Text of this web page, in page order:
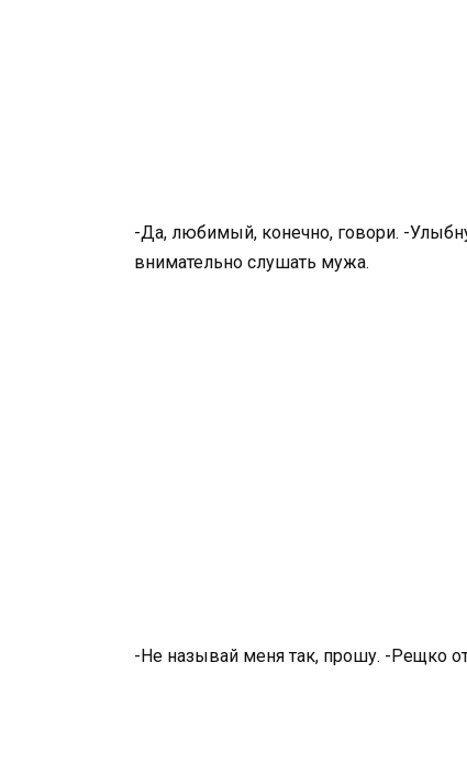
-Да, любимый, конечно, говори. -
внимательно слушать мужа.
-Не называй меня так, прошу. -Рещко